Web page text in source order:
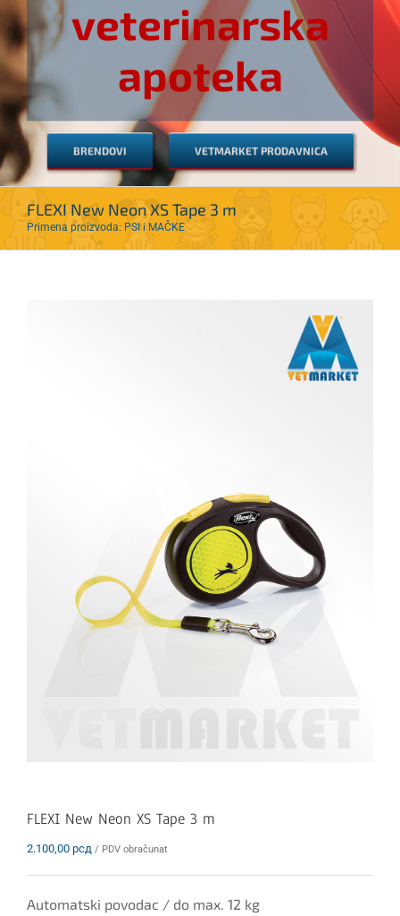
veterinarska
apoteka
BRENDOVI VETMARKET PRODAVNICA
FLEXI New Neon XS Tape 3 m
Primena proizvoda: PSI i MAČKE
FLEXI New Neon XS Tape 3 m
2.100,00 рсд / PDV obračunat
Automatski povodac / do max. 12 kg